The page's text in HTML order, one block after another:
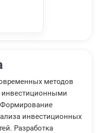
методов
инвестиционными
инвестиционных
Разработка